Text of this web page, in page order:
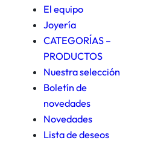
El equipo
Joyería
CATEGORÍAS –
PRODUCTOS
Nuestra selección
Boletín de
novedades
Novedades
Lista de deseos